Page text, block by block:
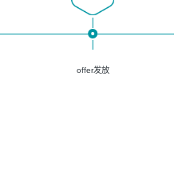
offer发放